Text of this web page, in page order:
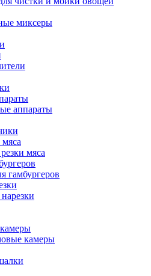
миксеры
аппараты
мяса
гамбургеров
камеры